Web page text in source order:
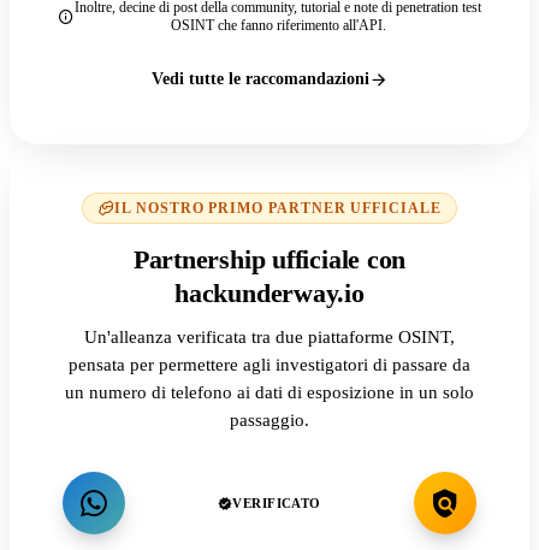
Inoltre, decine di post della community, tutorial e note di penetration test
OSINT che fanno riferimento all'API.
Vedi tutte le raccomandazioni
IL NOSTRO PRIMO PARTNER UFFICIALE
Partnership ufficiale con
hackunderway.io
Un'alleanza verificata tra due piattaforme OSINT,
pensata per permettere agli investigatori di passare da
un numero di telefono ai dati di esposizione in un solo
passaggio.
VERIFICATO